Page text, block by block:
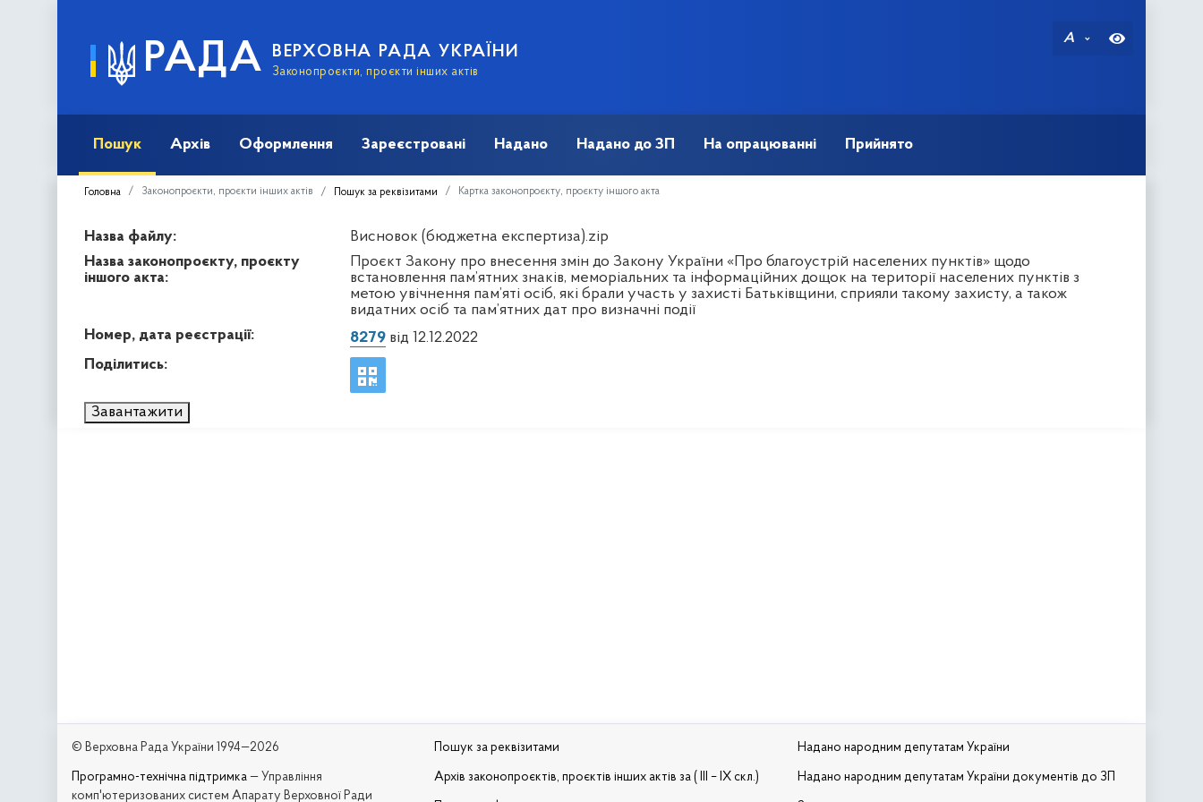
РАДА ВЕРХОВНА РАДА УКРАЇНИ
Законопроєкти, проєкти інших актів
A
Пошук Архів Оформлення Зареєстровані Надано Надано до ЗП На опрацюванні Прийнято
Головна Законопроєкти, проєкти інших актів Пошук за реквізитами Картка законопроєкту, проєкту іншого акта
Назва файлу:
Висновок (бюджетна експертиза).zip
Назва законопроєкту, проєкту
іншого акта:
Проєкт Закону про внесення змін до Закону України «Про благоустрій населених пунктів» щодо
встановлення пам’ятних знаків, меморіальних та інформаційних дощок на території населених пунктів з
метою увічнення пам’яті осіб, які брали участь у захисті Батьківщини, сприяли такому захисту, а також
видатних осіб та пам’ятних дат про визначні події
Номер, дата реєстрації:
8279від 12.12.2022
Поділитись:
Завантажити
© Верховна Рада України 1994—2026
Програмно-технічна підтримка — Управління
комп'ютеризованих систем Апарату Верховної Ради
Пошук за реквізитами
Архів законопроєктів, проєктів інших актів за ( III – IX скл.)
Надано народним депутатам України
Надано народним депутатам України документів до ЗП